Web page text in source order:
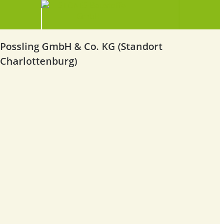
Possling GmbH & Co. KG (Standort
Charlottenburg)